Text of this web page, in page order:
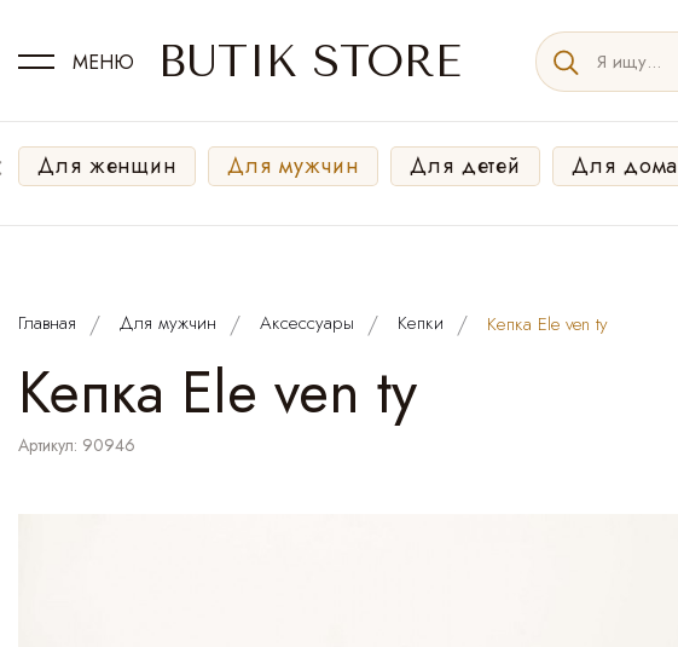
МЕНЮ BUTIK STORE
Для женщин Для мужчин Для детей Для дома
Главная Для мужчин Аксессуары Кепки Кепка Ele ven ty
Кепка Ele ven ty
Артикул: 90946